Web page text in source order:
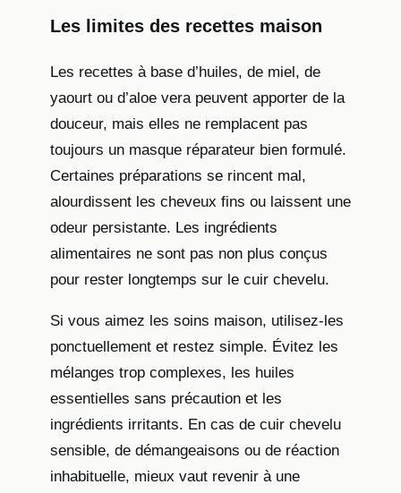
Les limites des recettes maison
Les recettes à base d’huiles, de miel, de
yaourt ou d’aloe vera peuvent apporter de la
douceur, mais elles ne remplacent pas
toujours un masque réparateur bien formulé.
Certaines préparations se rincent mal,
alourdissent les cheveux fins ou laissent une
odeur persistante. Les ingrédients
alimentaires ne sont pas non plus conçus
pour rester longtemps sur le cuir chevelu.
Si vous aimez les soins maison, utilisez-les
ponctuellement et restez simple. Évitez les
mélanges trop complexes, les huiles
essentielles sans précaution et les
ingrédients irritants. En cas de cuir chevelu
sensible, de démangeaisons ou de réaction
inhabituelle, mieux vaut revenir à une